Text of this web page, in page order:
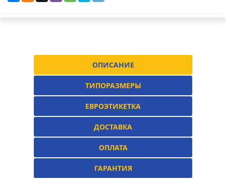
ОПИСАНИЕ
ТИПОРАЗМЕРЫ
ЕВРОЭТИКЕТКА
ДОСТАВКА
ОПЛАТА
ГАРАНТИЯ